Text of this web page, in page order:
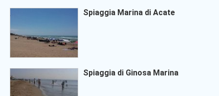
Spiaggia Marina di Acate
Spiaggia di Ginosa Marina